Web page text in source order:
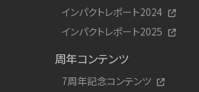
インパクトレポート2024
インパクトレポート2025
周年コンテンツ
7周年記念コンテンツ